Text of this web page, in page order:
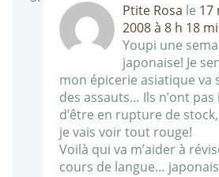
Ptite Rosa le 17
2008 à 8 h 18
Youpi une
japonaise! Je
mon épicerie asiatique va
des assauts… Ils n’ont
d’être en rupture de
je vais voir tout rouge!
Voilà qui va m’aider à
cours de langue…